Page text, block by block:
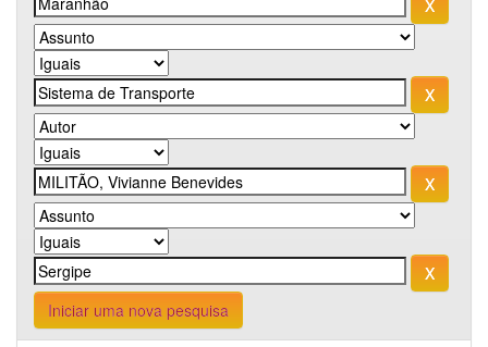
Iniciar uma nova pesquisa